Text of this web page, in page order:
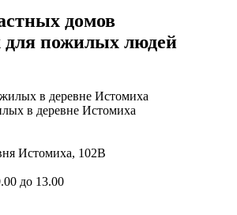
домов
для пожилых людей
в деревне Истомиха
Истомиха, 102В
до 13.00